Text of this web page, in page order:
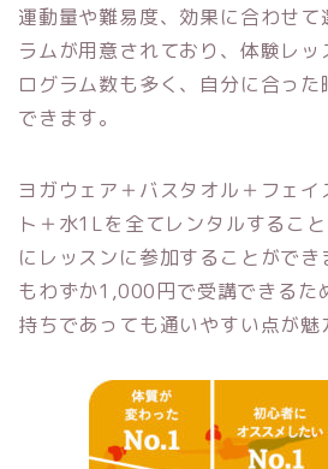
運動量や難易度、効果に合わせ
ラムが用意されており、体験レ
ログラム数も多く、自分に合っ
できます。
ヨガウェア＋バスタオル＋フェイ
ト＋水1Lを全てレンタルするこ
にレッスンに参加することがで
もわずか1,000円で受講できるた
持ちであっても通いやすい点が魅